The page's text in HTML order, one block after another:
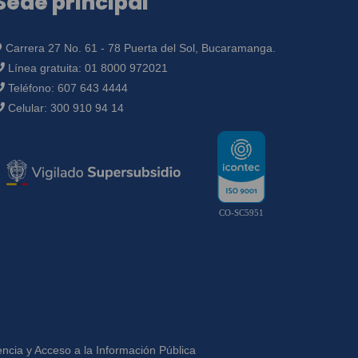
Carrera 27 No. 61 - 78 Puerta del Sol, Bucaramanga.
Línea gratuita: 01 8000 972021
Teléfono: 607 643 4444
Celular: 300 910 94 14
CO-SC5951
y Acceso a la Información Pública